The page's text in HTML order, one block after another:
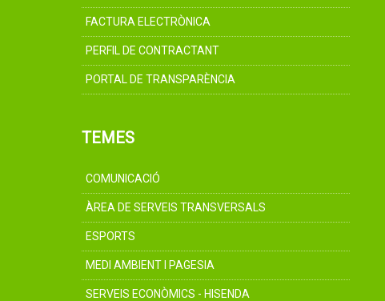
FACTURA ELECTRÒNICA
PERFIL DE CONTRACTANT
PORTAL DE TRANSPARÈNCIA
TEMES
COMUNICACIÓ
ÀREA DE SERVEIS TRANSVERSALS
ESPORTS
MEDI AMBIENT I PAGESIA
SERVEIS ECONÒMICS - HISENDA